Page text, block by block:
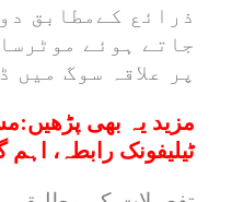
ذرائع کےمطابق
جاتے ہوئے
پر علاقہ سوگ میں
مزید یہ بھی پڑھیں:
ٹیلیفونک رابطہ، اہم